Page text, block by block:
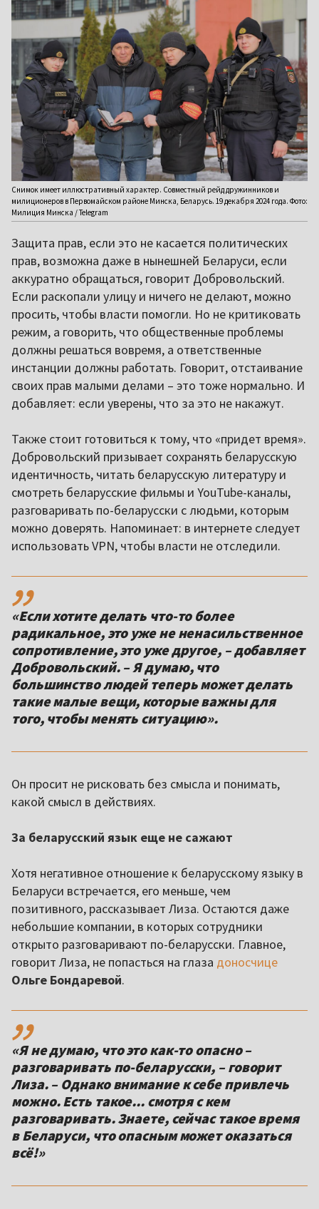
Снимок имеет иллюстративный характер. Совместный рейд дружинников и
милиционеров в Первомайском районе Минска, Беларусь. 19 декабря 2024 года. Фото:
Милиция Минска / Telegram
Защита прав, если это не касается политических
прав, возможна даже в нынешней Беларуси, если
аккуратно обращаться, говорит Добровольский.
Если раскопали улицу и ничего не делают, можно
просить, чтобы власти помогли. Но не критиковать
режим, а говорить, что общественные проблемы
должны решаться вовремя, а ответственные
инстанции должны работать. Говорит, отстаивание
своих прав малыми делами – это тоже нормально. И
добавляет: если уверены, что за это не накажут.
Также стоит готовиться к тому, что «придет время».
Добровольский призывает сохранять беларусскую
идентичность, читать беларусскую литературу и
смотреть беларусские фильмы и YouTube-каналы,
разговаривать по-беларусски с людьми, которым
можно доверять. Напоминает: в интернете следует
использовать VPN, чтобы власти не отследили.
,,
«Если хотите делать что-то более
радикальное, это уже не ненасильственное
сопротивление, это уже другое, – добавляет
Добровольский. – Я думаю, что
большинство людей теперь может делать
такие малые вещи, которые важны для
того, чтобы менять ситуацию».
Он просит не рисковать без смысла и понимать,
какой смысл в действиях.
За беларусский язык еще не сажают
Хотя негативное отношение к беларусскому языку в
Беларуси встречается, его меньше, чем
позитивного, рассказывает Лиза. Остаются даже
небольшие компании, в которых сотрудники
открыто разговаривают по-беларусски. Главное,
говорит Лиза, не попасться на глаза доносчице
Ольге Бондаревой.
,,
«Я не думаю, что это как-то опасно –
разговаривать по-беларусски, – говорит
Лиза. – Однако внимание к себе привлечь
можно. Есть такое... смотря с кем
разговаривать. Знаете, сейчас такое время
в Беларуси, что опасным может оказаться
всё!»